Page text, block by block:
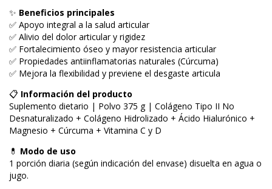
✨ Beneficios principales
✅ Apoyo integral a la salud articular
✅ Alivio del dolor articular y rigidez
✅ Fortalecimiento óseo y mayor resistencia articular
✅ Propiedades antiinflamatorias naturales (Cúrcuma)
✅ Mejora la flexibilidad y previene el desgaste articula
📋 Información del producto
Suplemento dietario | Polvo 375 g | Colágeno Tipo II No
Desnaturalizado + Colágeno Hidrolizado + Ácido Hialurónico +
Magnesio + Cúrcuma + Vitamina C y D
💊 Modo de uso
1 porción diaria (según indicación del envase) disuelta en agua o
jugo.